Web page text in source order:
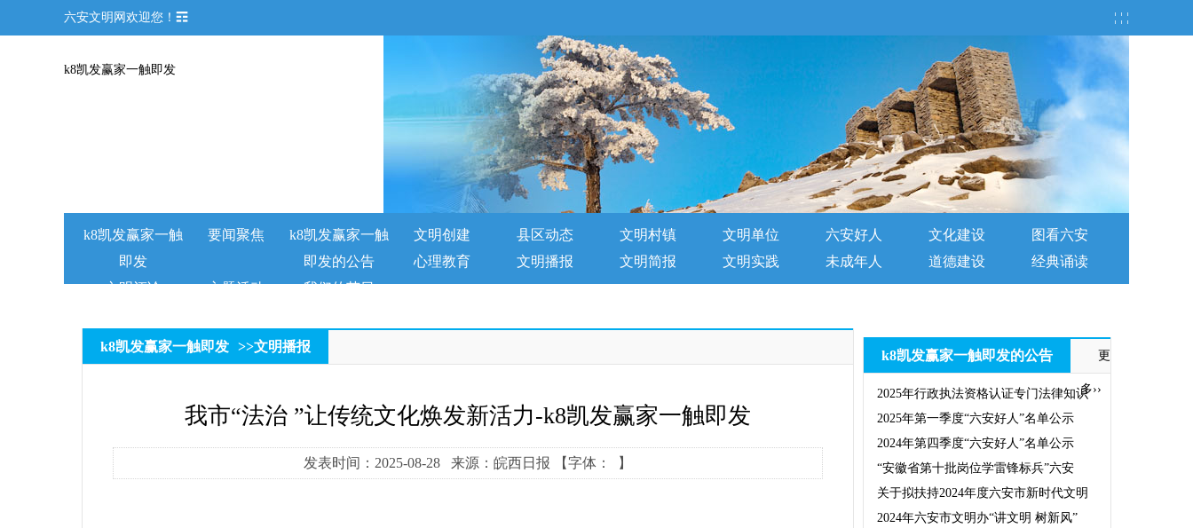
六安文明网欢迎您！☶ ¦ ¦ ¦
k8凯发赢家一触即发
k8凯发赢家一触
即发
要闻聚焦
k8凯发赢家一触
即发的公告
文明创建 县区动态 文明村镇 文明单位 六安好人 文化建设
图看六安
心理教育
文明播报 文明简报 文明实践 未成年人 道德建设
经典诵读
文明评论
主题活动 我们的节日
k8凯发赢家一触即发 >>文明播报
我市“法治 ”让传统文化焕发新活力-k8凯发赢家一触即发
发表时间：2025-08-28 来源：皖西日报 【字体： 】
k8凯发赢家一触即发的公告 更
多››
2025年行政执法资格认证专门法律知识
2025年第一季度“六安好人”名单公示
2024年第四季度“六安好人”名单公示
“安徽省第十批岗位学雷锋标兵”六安
关于拟扶持2024年度六安市新时代文明
2024年六安市文明办“讲文明 树新风”